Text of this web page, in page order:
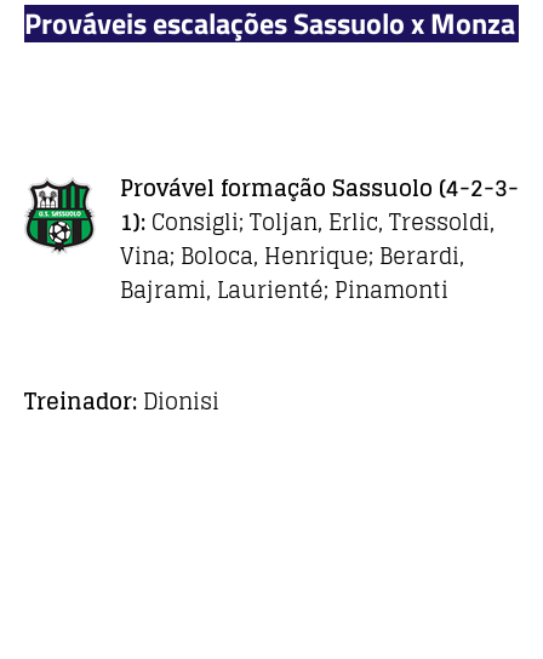
Prováveis escalações Sassuolo x Monza
Provável formação Sassuolo (4-2-3-
1):Consigli; Toljan, Erlic, Tressoldi,
Vina; Boloca, Henrique; Berardi,
Bajrami, Laurienté; Pinamonti
Treinador:Dionisi